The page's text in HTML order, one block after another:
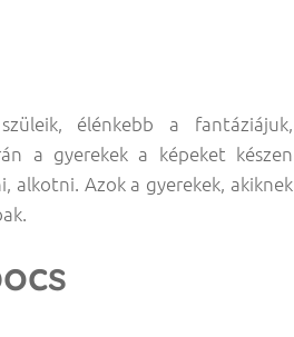
élénkebb a fantáziájuk,
a gyerekek a képeket készen
alkotni. Azok a gyerekek, akiknek